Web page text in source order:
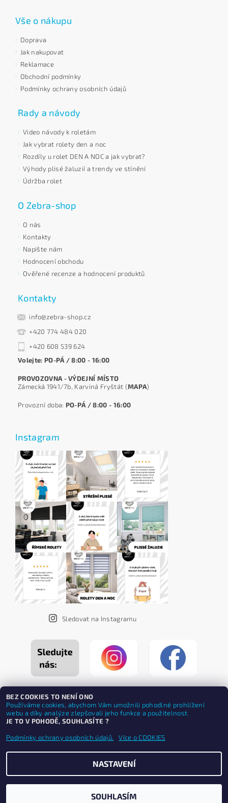
Vše o nákupu
Doprava
Jak nakupovat
Reklamace
Obchodní podmínky
Podmínky ochrany osobních údajů
Rady a návody
Video návody k roletám
Jak vybrat rolety den a noc
Rozdíly u rolet DEN A NOC a jak vybrat?
Výhody plisé žaluzií a trendy ve stínění
Údržba rolet
O Zebra-shop
O nás
Kontakty
Napište nám
Hodnocení obchodu
Ověřené recenze a hodnocení produktů
Kontakty
info@zebra-shop.cz
+420 774 484 020
+420 608 539 624
Volejte: PO-PÁ / 8:00 - 16:00
PROVOZOVNA - VÝDEJNÍ MÍSTO
Zámecká 1941/7b, Karviná Fryštát (MAPA)
Provozní doba: PO-PÁ / 8:00 - 16:00
Instagram
Sledovat na Instagramu
2026 ©ZEBRASHOP®, všechna práva vyhrazenaUpravit nastavení cookies
Vytvořil Shoptet
BEZ COOKIES TO NENÍ ONO
Používáme cookies, abychom Vám umožnili pohodlné prohlížení
webu a díky analýze zlepšovali jeho funkce a použitelnost.
JE TO V POHODĚ, SOUHLASÍTE ?
Podmínky ochrany osobních údajů.
Více o COOKIES
NASTAVENÍ
SOUHLASÍM